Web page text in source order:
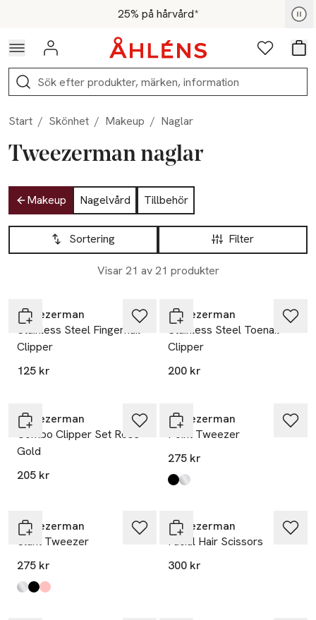
Hoppa till navigationsmenyn25% på hårvård*
För medlemmar - Shoppa nu
Logga in Favoriter
Sök
Start / Skönhet / Makeup / Naglar
Tweezerman naglar
Hoppa till produktsidan
Makeup Nagelvård
Tillbehör
Hoppa till produktsidan
Filter
Sortering
Visar 21 av 21 produkter
Lista över produkter
Tweezerman
Stainless Steel Fingernail
Clipper
125 kr
Tweezerman
Stainless Steel Toenail
Clipper
200 kr
Tweezerman
Combo Clipper Set Rose
Gold
205 kr
Tweezerman
Point Tweezer
275 kr
Produkten finns i färgerna:
Midnight Sky
Classic
Tweezerman
Slant Tweezer
275 kr
Produkten finns i färgerna:
Classic
Midnight Sky
Pretty In Pink
Tweezerman
Facial Hair Scissors
300 kr